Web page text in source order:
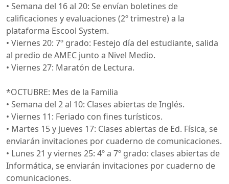
• Semana del 16 al 20: Se envían boletines de
calificaciones y evaluaciones (2º trimestre) a la
plataforma Escool System.
• Viernes 20: 7º grado: Festejo día del estudiante, salida
al predio de AMEC junto a Nivel Medio.
• Viernes 27: Maratón de Lectura.
*OCTUBRE: Mes de la Familia
• Semana del 2 al 10: Clases abiertas de Inglés.
• Viernes 11: Feriado con fines turísticos.
• Martes 15 y jueves 17: Clases abiertas de Ed. Física, se
enviarán invitaciones por cuaderno de comunicaciones.
• Lunes 21 y viernes 25: 4º a 7º grado: clases abiertas de
Informática, se enviarán invitaciones por cuaderno de
comunicaciones.